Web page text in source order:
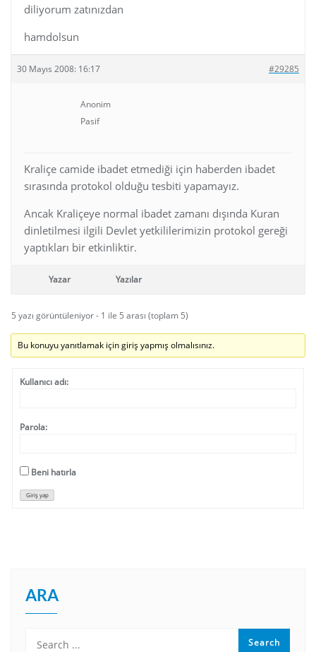
diliyorum zatınızdan
hamdolsun
30 Mayıs 2008: 16:17 #29285
Anonim
Pasif
Kraliçe camide ibadet etmediği için haberden ibadet
sırasında protokol olduğu tesbiti yapamayız.
Ancak Kraliçeye normal ibadet zamanı dışında Kuran
dinletilmesi ilgili Devlet yetkililerimizin protokol gereği
yaptıkları bir etkinliktir.
Yazar Yazılar
5 yazı görüntüleniyor - 1 ile 5 arası (toplam 5)
Bu konuyu yanıtlamak için giriş yapmış olmalısınız.
Kullanıcı adı:
Parola:
Beni hatırla
Giriş yap
ARA